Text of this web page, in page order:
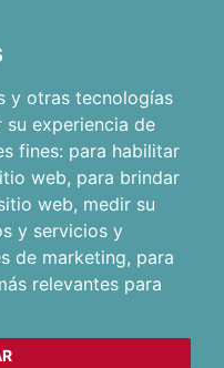
y otras tecnologías
experiencia de
fines: para habilitar
web, para brindar
web, medir su
y servicios y
de marketing, para
relevantes para